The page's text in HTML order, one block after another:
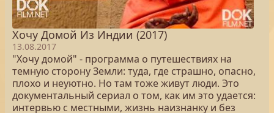
Хочу Домой Из Индии (2017)
13.08.2017
"Хочу домой" - программа о путешествиях на
темную сторону Земли: туда, где страшно, опасно,
плохо и неуютно. Но там тоже живут люди. Это
документальный сериал о том, как им это удается:
интервью с местными, жизнь наизнанку и без